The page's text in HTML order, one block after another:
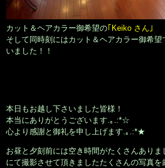
カット＆ヘアカラー御希望の｢Keiko さん｣
そして同時刻にはカット＆ヘアカラー御希望
いました！！
本日もお越し下さいました皆様！
本当にありがとうございます.｡.:*☆
心より感謝と御礼を申し上げます.｡.:*★
お昼と夕刻前には空き時間がたくさんあり
にて撮影させて頂きましたたくさんの写真を